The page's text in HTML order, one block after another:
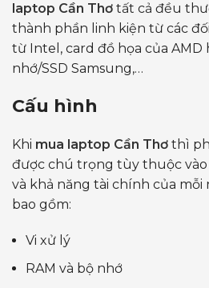
laptop Cần Thơ tất cả đều
thành phần linh kiện từ các
từ Intel, card đồ họa của AMD
nhớ/SSD Samsung,…
Cấu hình
Khi mua laptop Cần Thơ thì
được chú trọng tùy thuộc
và khả năng tài chính của mỗi
bao gồm:
Vi xử lý
RAM và bộ nhớ